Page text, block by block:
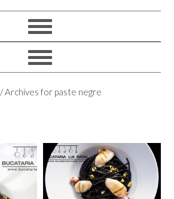
/Archives for paste negre